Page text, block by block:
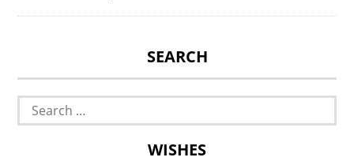
SEARCH
Search
for:
WISHES